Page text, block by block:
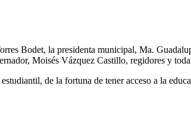
Bodet, la presidenta municipal, Ma.
Moisés Vázquez Castillo, regidores y
de la fortuna de tener acceso a la